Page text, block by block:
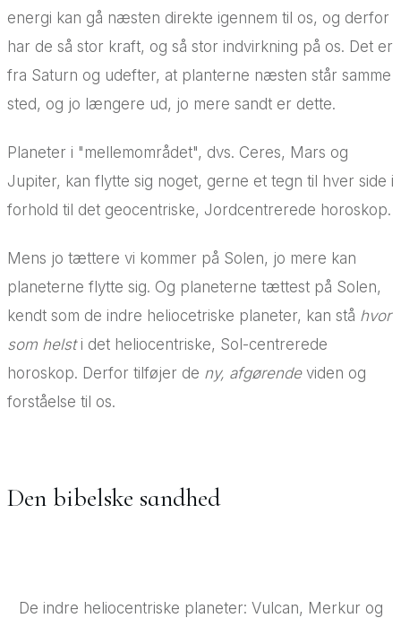
energi kan gå næsten direkte igennem til os, og derfor
har de så stor kraft, og så stor indvirkning på os. Det er
fra Saturn og udefter, at planterne næsten står samme
sted, og jo længere ud, jo mere sandt er dette.
Planeter i "mellemområdet", dvs. Ceres, Mars og
Jupiter, kan flytte sig noget, gerne et tegn til hver side i
forhold til det geocentriske, Jordcentrerede horoskop.
Mens jo tættere vi kommer på Solen, jo mere kan
planeterne flytte sig. Og planeterne tættest på Solen,
kendt som de indre heliocetriske planeter, kan stå hvor
som helsti det heliocentriske, Sol-centrerede
horoskop. Derfor tilføjer de ny, afgørendeviden og
forståelse til os.
Den bibelske sandhed
De indre heliocentriske planeter: Vulcan, Merkur og